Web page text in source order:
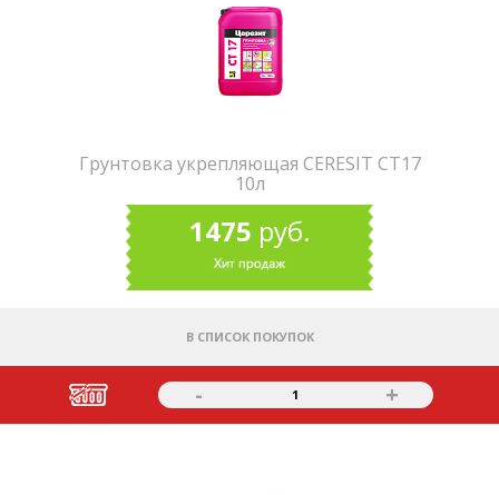
Грунтовка укрепляющая CERESIT СТ17
10л
1475 руб.
В СПИСОК ПОКУПОК
- 1 +